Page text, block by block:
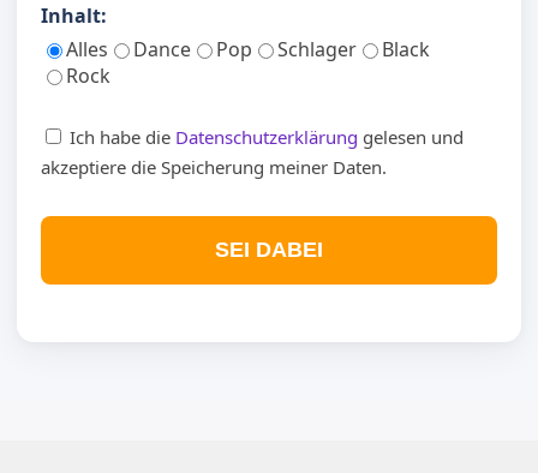
Inhalt:
Alles
Dance Pop Schlager
Black
Rock
Ich habe die Datenschutzerklärung gelesen und
akzeptiere die Speicherung meiner Daten.
SEI DABEI